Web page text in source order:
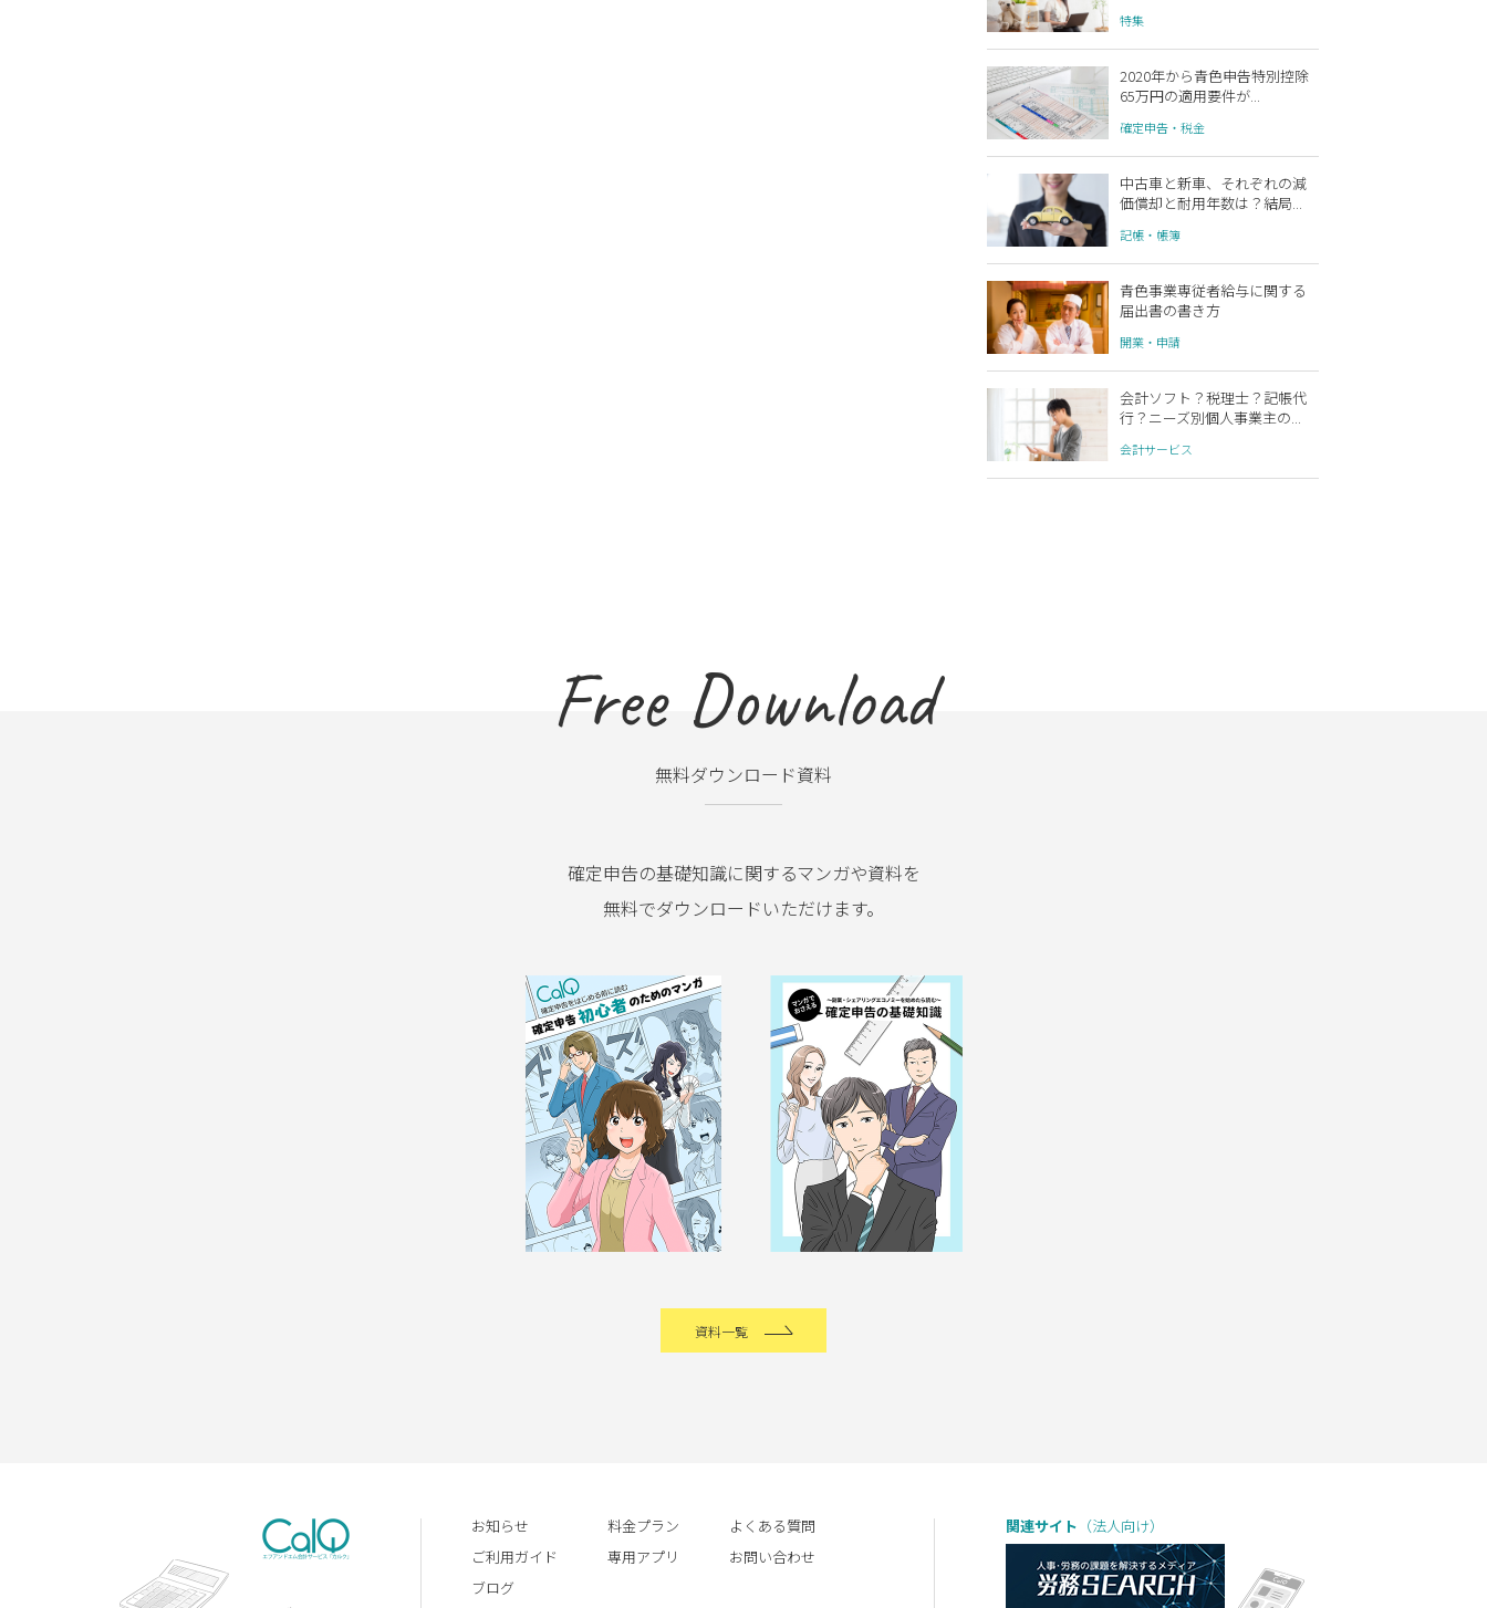
特集
2020年から青色申告特別控除
65万円の適用要件が...
確定申告・税金
中古車と新車、それぞれの減
価償却と耐用年数は？結局...
記帳・帳簿
青色事業専従者給与に関する
届出書の書き方
開業・申請
会計ソフト？税理士？記帳代
行？ニーズ別個人事業主の...
会計サービス
Free Download
無料ダウンロード資料
確定申告の基礎知識に関するマンガや資料を
無料でダウンロードいただけます。
資料一覧
お知らせ
ご利用ガイド
ブログ
料金プラン
専用アプリ
よくある質問
お問い合わせ
関連サイト （法人向け）